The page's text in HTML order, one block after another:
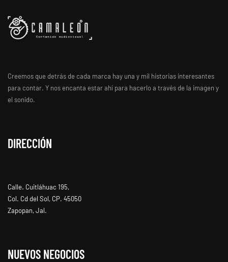
Creemos que detrás de cada marca hay una y mil historias interesantes
para contar. Y nos encanta estar ahí para hacerlo a través de la imagen y
el sonido.
DIRECCIÓN
Calle. Cuitláhuac 195,
Col. Cd del Sol, CP. 45050
Zapopan, Jal.
NUEVOS NEGOCIOS